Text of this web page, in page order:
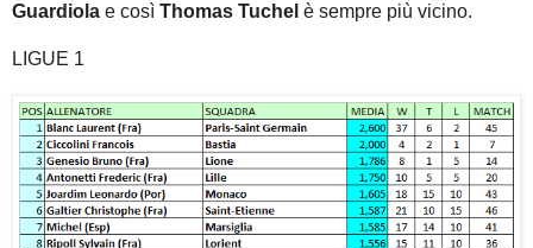
Guardiola e così Thomas Tuchel è sempre più vicino.
LIGUE 1